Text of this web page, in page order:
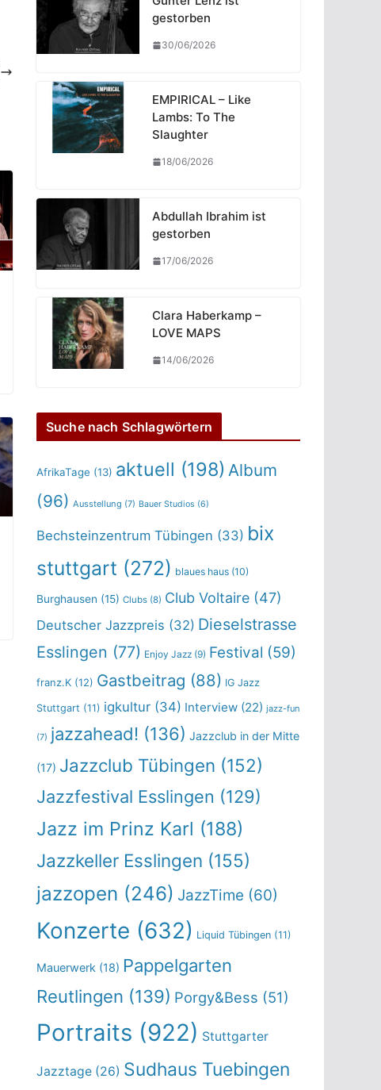
gestorben
30/06/2026
EMPIRICAL – Like
Lambs: To The
Slaughter
18/06/2026
Abdullah Ibrahim ist
gestorben
17/06/2026
Clara Haberkamp –
LOVE MAPS
14/06/2026
Suche nach Schlagwörtern
AfrikaTage (13) aktuell (198) Album
(96) Ausstellung (7) Bauer Studios (6)
Bechsteinzentrum Tübingen (33) bix
stuttgart (272) blaues haus (10)
Burghausen (15) Clubs (8) Club Voltaire (47)
Deutscher Jazzpreis (32) Dieselstrasse
Esslingen (77) Enjoy Jazz (9) Festival (59)
franz.K (12) Gastbeitrag (88) IG Jazz
Stuttgart (11) igkultur (34) Interview (22) jazz-fun
(7) jazzahead! (136) Jazzclub in der Mitte
(17) Jazzclub Tübingen (152)
Jazzfestival Esslingen (129)
Jazz im Prinz Karl (188)
Jazzkeller Esslingen (155)
jazzopen (246) JazzTime (60)
Konzerte (632) Liquid Tübingen (11)
Mauerwerk (18) Pappelgarten
Reutlingen (139) Porgy&Bess (51)
Portraits (922) Stuttgarter
Jazztage (26) Sudhaus Tuebingen